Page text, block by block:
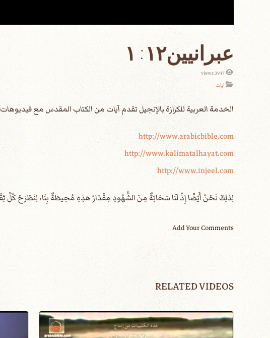
عبرانيين١٢: ١
3947 views
آيات
الخدمة العربية للكرازة بالإنجيل تقدم آيات من الكتاب المقدس مع فيديوهات
http://www.arabicbible.com
http://www.kalimatalhayat.com
http://www.injeel.com
Add Your Comments
RELATED VIDEOS